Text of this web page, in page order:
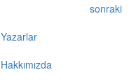
sonraki
Yazarlar
Hakkımızda